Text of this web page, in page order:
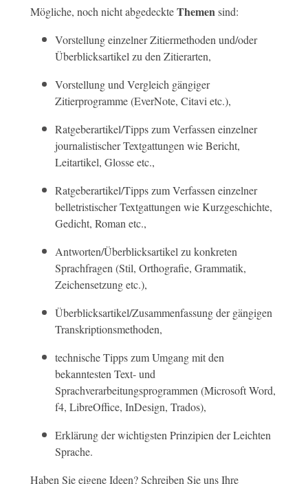
Mögliche, noch nicht abgedeckteThemen sind:
Vorstellung einzelner Zitiermethoden und/oder
Überblicksartikel zu den Zitierarten,
Vorstellung und Vergleich gängiger
Zitierprogramme (EverNote, Citavi etc.),
Ratgeberartikel/Tipps zum Verfassen einzelner
journalistischer Textgattungen wie Bericht,
Leitartikel, Glosse etc.,
Ratgeberartikel/Tipps zum Verfassen einzelner
belletristischer Textgattungen wie Kurzgeschichte,
Gedicht, Roman etc.,
Antworten/Überblicksartikel zu konkreten
Sprachfragen (Stil, Orthografie, Grammatik,
Zeichensetzung etc.),
Überblicksartikel/Zusammenfassung der gängigen
Transkriptionsmethoden,
technische Tipps zum Umgang mit den
bekanntesten Text- und
Sprachverarbeitungsprogrammen (Microsoft Word,
f4, LibreOffice, InDesign, Trados),
Erklärung der wichtigsten Prinzipien der Leichten
Sprache.
Haben Sie eigene Ideen? Schreiben Sie uns Ihre